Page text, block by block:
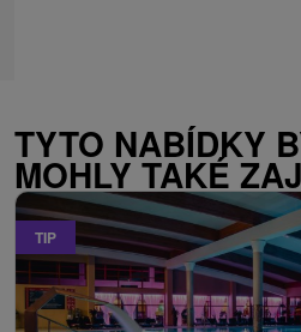
TYTO NABÍDKY
MOHLY TAKÉ
TIP